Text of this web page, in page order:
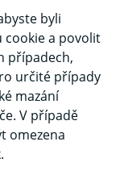
byli
a povolit
případech,
určité případy
mazání
V případě
omezena